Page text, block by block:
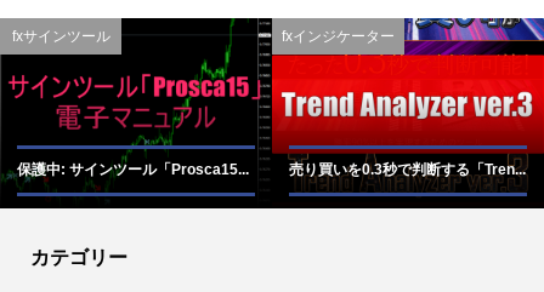
fxサインツール
保護中: サインツール「Prosca15...
fxインジケーター
売り買いを0.3秒で判断する「Tren...
カテゴリー